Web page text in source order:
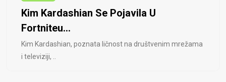
Kim Kardashian Se Pojavila U
Fortniteu...
Kim Kardashian, poznata ličnost na društvenim mrežama
i televiziji, ..